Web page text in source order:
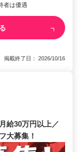
者は優遇
載終了日： 2026/10/16
給30万円以上／
大募集！